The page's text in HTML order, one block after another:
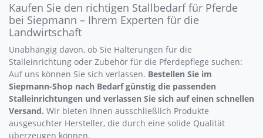
Kaufen Sie den richtigen Stallbedarf für Pferde
bei Siepmann – Ihrem Experten für die
Landwirtschaft
Unabhängig davon, ob Sie Halterungen für die
Stalleinrichtung oder Zubehör für die Pferdepflege suchen:
Auf uns können Sie sich verlassen. Bestellen Sie im
Siepmann-Shop nach Bedarf günstig die passenden
Stalleinrichtungen und verlassen Sie sich auf einen schnellen
Versand. Wir bieten Ihnen ausschließlich Produkte
ausgesuchter Hersteller, die durch eine solide Qualität
überzeugen können.